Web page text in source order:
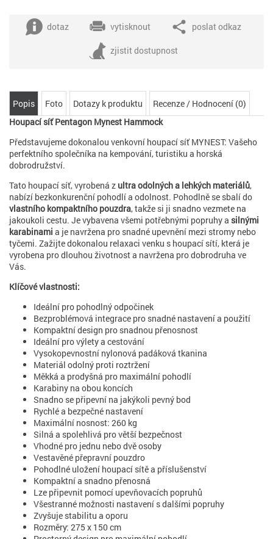
dotaz vytisknout poslat odkaz
zjistit dostupnost
Popis Foto Dotazy k produktu
Recenze / Hodnocení (0)
Houpací síť Pentagon Mynest Hammock
Představujeme dokonalou venkovní houpací síť MYNEST: Vašeho
perfektního společníka na kempování, turistiku a horská
dobrodružství.
Tato houpací síť, vyrobená z ultra odolných a lehkých materiálů,
nabízí bezkonkurenční pohodlí a odolnost. Pohodlně se sbalí do
vlastního kompaktního pouzdra, takže si ji snadno vezmete na
jakoukoli cestu. Je vybavena všemi potřebnými popruhy a silnými
karabinami a je navržena pro snadné upevnění mezi stromy nebo
tyčemi. Zažijte dokonalou relaxaci venku s houpací sítí, která je
vyrobena pro dlouhou životnost a navržena pro dobrodruha ve
Vás.
Klíčové vlastnosti:
Ideální pro pohodlný odpočinek
Bezproblémová integrace pro snadné nastavení a použití
Kompaktní design pro snadnou přenosnost
Ideální pro výlety a cestování
Vysokopevnostní nylonová padáková tkanina
Materiál odolný proti roztržení
Měkká a prodyšná pro maximální pohodlí
Karabiny na obou koncích
Snadno se připevní na jakýkoli pevný bod
Rychlé a bezpečné nastavení
Maximální nosnost: 260 kg
Silná a spolehlivá pro větší bezpečnost
Vhodné pro jednu nebo dvě osoby
Vestavěné přepravní pouzdro
Pohodlné uložení houpací sítě a příslušenství
Kompaktní a snadno přenosná
Lze připevnit pomocí upevňovacích popruhů
Všestranné možnosti nastavení s dalšími popruhy
Zvyšuje stabilitu a oporu
Rozměry: 275 x 150 cm